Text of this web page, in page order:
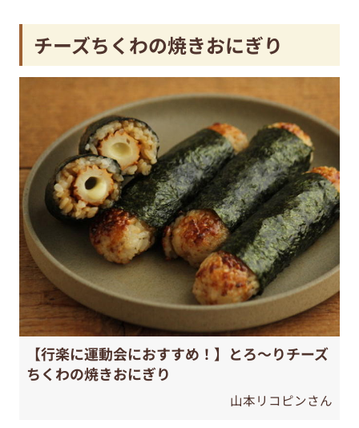
チーズちくわの焼きおにぎり
【行楽に運動会におすすめ！】とろ～りチーズ
ちくわの焼きおにぎり
山本リコピンさん